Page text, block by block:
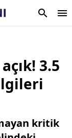
3.5
kritik